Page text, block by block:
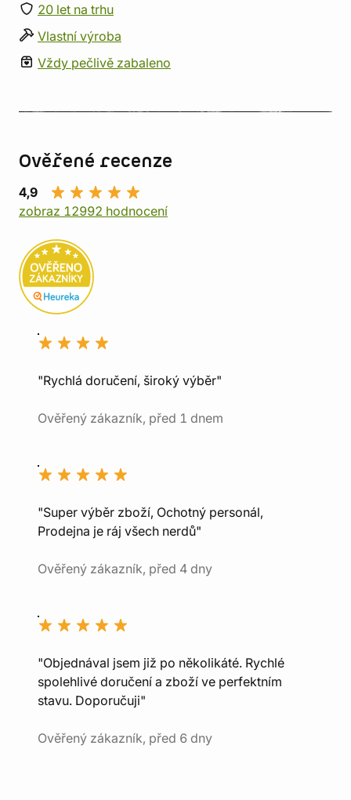
20 let na trhu
Vlastní výroba
Vždy pečlivě zabaleno
Ověřené recenze
4,9
zobraz 12992 hodnocení
"Rychlá doručení, široký výběr"
Ověřený zákazník, před 1 dnem
"Super výběr zboží, Ochotný personál,
Prodejna je ráj všech nerdů"
Ověřený zákazník, před 4 dny
"Objednával jsem již po několikáté. Rychlé
spolehlivé doručení a zboží ve perfektním
stavu. Doporučuji"
Ověřený zákazník, před 6 dny